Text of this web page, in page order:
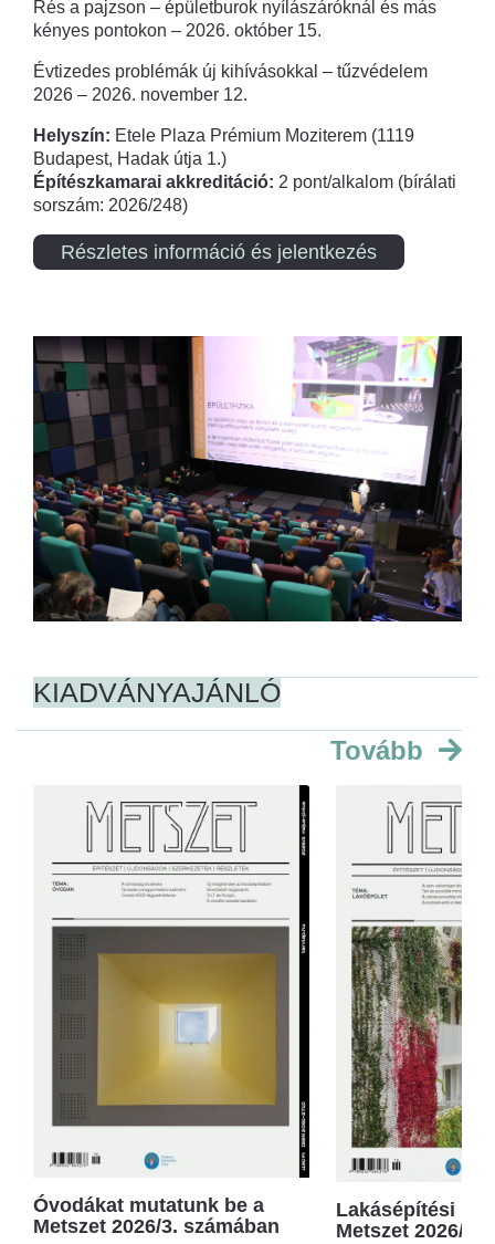
Rés a pajzson – épületburok nyílászáróknál és más
kényes pontokon – 2026. október 15.
Évtizedes problémák új kihívásokkal – tűzvédelem
2026 – 2026. november 12.
Helyszín: Etele Plaza Prémium Moziterem (1119
Budapest, Hadak útja 1.)
Építészkamarai akkreditáció: 2 pont/alkalom (bírálati
sorszám: 2026/248)
Részletes információ és jelentkezés
KIADVÁNYAJÁNLÓ
Tovább
Óvodákat mutatunk be a
Metszet 2026/3. számában
Lakásépítési
Metszet 2026/2.